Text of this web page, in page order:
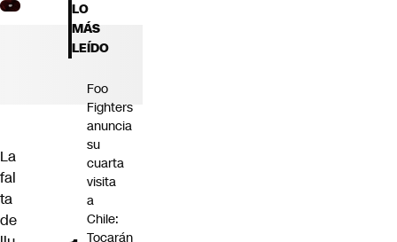
La
fal
ta
de
LO
MÁS
LEÍDO
Foo
Fighters
anuncia
su
cuarta
visita
a
Chile:
Tocarán